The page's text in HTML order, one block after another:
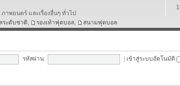
ภาพยนตร์ และเรื่องอื่นๆ ทั่วไป
ระดับชาติ, รองเท้าฟุตบอล, สนามฟุตบอล
รหัสผ่าน: เข้าสู่ระบบอัตโนมัติ